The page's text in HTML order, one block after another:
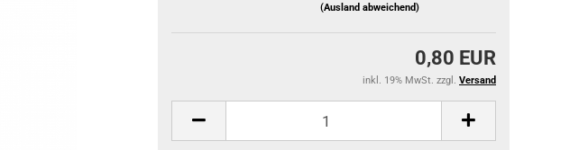
(Ausland abweichend)
0,80 EUR
inkl. 19% MwSt. zzgl. Versand